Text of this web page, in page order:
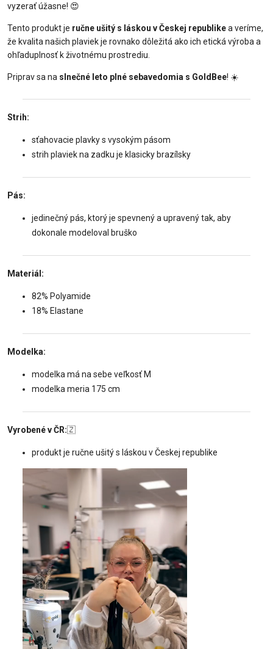
vyzerať úžasne! 😍
Tento produkt je ručne ušitý s láskou v Českej republikea veríme,
že kvalita našich plaviek je rovnako dôležitá ako ich etická výroba a
ohľaduplnosť k životnému prostrediu.
Priprav sa na slnečné leto plné sebavedomia s GoldBee! ☀️
Strih:
sťahovacie plavky s vysokým pásom
strih plaviek na zadku je klasicky brazílsky
Pás:
jedinečný pás, ktorý je spevnený a upravený tak, aby
dokonale modeloval bruško
Materiál:
82% Polyamide
18% Elastane
Modelka:
modelka má na sebe veľkosť M
modelka meria 175 cm
Vyrobené v ČR:🇿
produkt je ručne ušitý s láskou v Českej republike